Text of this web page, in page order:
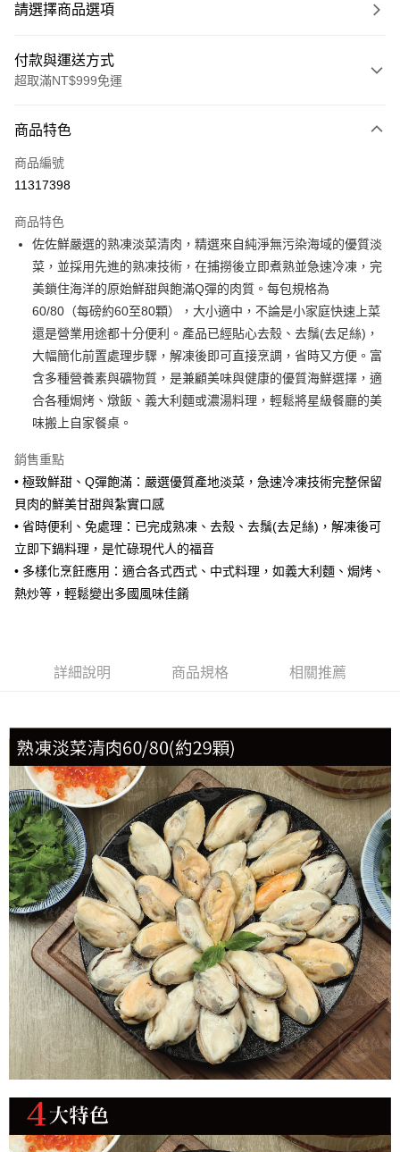
請選擇商品選項
付款與運送方式
超取滿NT$999免運
信用卡一次付款
信用卡分期付款
合作金庫商業銀行
華南商業銀行
彰化商業銀行
上海商業儲蓄銀行
台北富邦商業銀行
國泰世華商業銀行
兆豐國際商業銀行
臺灣中小企業銀行
台中商業銀行
匯豐（台灣）商業銀行
華泰商業銀行
聯邦商業銀行
遠東國際商業銀行
元大商業銀行
永豐商業銀行
玉山商業銀行
星展（台灣）商業銀行
台新國際商業銀行
中國信託商業銀行
台灣樂天信用卡公司
6 期 0 利率 每期
華南商業銀行
彰化商業銀行
上海商業儲蓄銀行
台北富邦商業銀行
國泰世華商業銀行
兆豐國際商業銀行
臺灣中小企業銀行
台中商業銀行
匯豐（台灣）商業銀行
華泰商業銀行
聯邦商業銀行
遠東國際商業銀行
元大商業銀行
永豐商業銀行
玉山商業銀行
星展（台灣）商業銀行
台新國際商業銀行
LINE Pay
Apple Pay
街口支付
悠遊付
Google Pay
ATM付款
貨到付款
運送方式
冷凍7-11取貨(快速到店，到貨後4天內需取貨)
每筆NT$150，滿NT$999(含以上)免運費
冷凍宅配-抗凍紙箱裝(可備註改保麗龍箱)
每筆NT$180，滿NT$999(含以上)免運費
商品特色
商品編號
11317398
商品特色
佐佐鮮嚴選的熟凍淡菜清肉，精選來自純淨無污染海域的優質淡
菜，並採用先進的熟凍技術，在捕撈後立即煮熟並急速冷凍，完
美鎖住海洋的原始鮮甜與飽滿Q彈的肉質。每包規格為
60/80（每磅約60至80顆），大小適中，不論是小家庭快速上菜
還是營業用途都十分便利。產品已經貼心去殼、去鬚(去足絲)，
大幅簡化前置處理步驟，解凍後即可直接烹調，省時又方便。富
含多種營養素與礦物質，是兼顧美味與健康的優質海鮮選擇，適
合各種焗烤、燉飯、義大利麵或濃湯料理，輕鬆將星級餐廳的美
味搬上自家餐桌。
銷售重點
• 極致鮮甜、Q彈飽滿：嚴選優質產地淡菜，急速冷凍技術完整保留
貝肉的鮮美甘甜與紮實口感
• 省時便利、免處理：已完成熟凍、去殼、去鬚(去足絲)，解凍後可
立即下鍋料理，是忙碌現代人的福音
• 多樣化烹飪應用：適合各式西式、中式料理，如義大利麵、焗烤、
熱炒等，輕鬆變出多國風味佳餚
詳細說明 商品規格 相關推薦